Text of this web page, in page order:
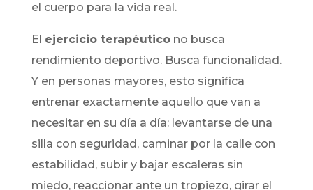
el cuerpo para la vida real.
El ejercicio terapéuticono busca
rendimiento deportivo. Busca funcionalidad.
Y en personas mayores, esto significa
entrenar exactamente aquello que van a
necesitar en su día a día: levantarse de una
silla con seguridad, caminar por la calle con
estabilidad, subir y bajar escaleras sin
miedo, reaccionar ante un tropiezo, girar el